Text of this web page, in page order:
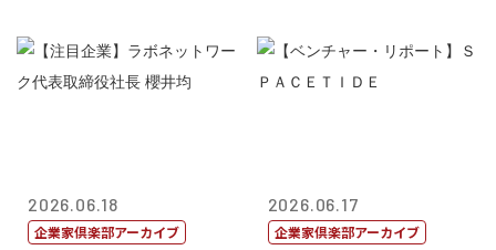
2026.06.18
企業家倶楽部アーカイブ
2026.06.17
企業家倶楽部アーカイブ